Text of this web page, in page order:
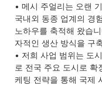
• 메시 주얼리는 오랜
국내외 동종 업계의 경
노하우를 축적해 왔습
자적인 생산 방식을 구
• 저희 사업 범위는 도
로 전국 주요 도시로
케팅 전략을 통해 국제